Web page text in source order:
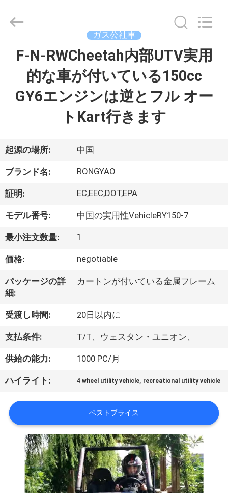
ク
ト
私
達
つ
い
て
工
場
旅
行
Shanghai
Rongyao
Reserved.
ガス公社車
F-N-RWCheetah内部UTV実用
的な車が付いている150cc
GY6エンジンは逆とフル オー
トKart行きます
起源の場所: 中国
ブランド名: RONGYAO
証明: EC,EEC,DOT,EPA
モデル番号: 中国の実用性VehicleRY150-7
最小注文数量: 1
価格: negotiable
パッケージの詳
細:
カートンが付いている金属フレーム
受渡し時間: 20日以内に
支払条件: T/T、ウェスタン・ユニオン、
供給の能力: 1000 PC/月
ハイライト: 4 wheel utility vehicle, recreational utility vehicle
ベストプライス